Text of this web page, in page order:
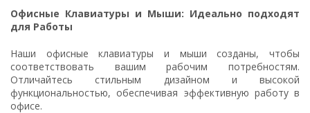
Офисные Клавиатуры и Мыши: Идеально подходят
для Работы
Наши офисные клавиатуры и мыши созданы, чтобы
соответствовать вашим рабочим потребностям.
Отличайтесь стильным дизайном и высокой
функциональностью, обеспечивая эффективную работу в
офисе.